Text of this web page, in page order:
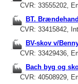
CVR: 33555202,
BT.
CVR: 33415842,
BV-skov v/
CVR: 33429436,
Bach byg og
CVR: 40508929,